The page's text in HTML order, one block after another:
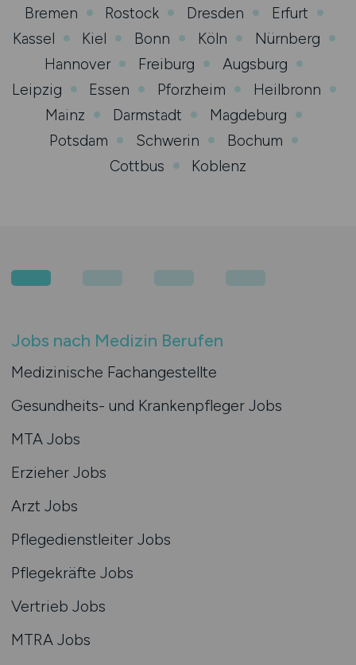
Bremen
Rostock Dresden
Erfurt
Kassel
Kiel Bonn Köln
Nürnberg
Hannover
Freiburg
Augsburg
Leipzig
Essen Pforzheim
Heilbronn
Mainz
Darmstadt
Magdeburg
Potsdam
Schwerin
Bochum
Cottbus
Koblenz
Jobs nach Medizin Berufen
Medizinische Fachangestellte
Gesundheits- und Krankenpfleger Jobs
MTA Jobs
Erzieher Jobs
Arzt Jobs
Pflegedienstleiter Jobs
Pflegekräfte Jobs
Vertrieb Jobs
MTRA Jobs